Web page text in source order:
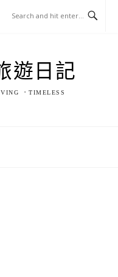
遊日記
．TIMELESS